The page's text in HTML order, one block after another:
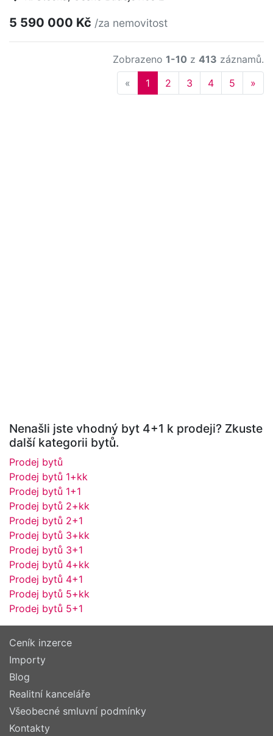
5 590 000 Kč /za nemovitost
Zobrazeno 1-10 z 413 záznamů.
« Previous
1 2 3 4 5 »
Nenašli jste vhodný byt 4+1 k prodeji? Zkuste
další kategorii bytů.
Prodej bytů
Prodej bytů 1+kk
Prodej bytů 1+1
Prodej bytů 2+kk
Prodej bytů 2+1
Prodej bytů 3+kk
Prodej bytů 3+1
Prodej bytů 4+kk
Prodej bytů 4+1
Prodej bytů 5+kk
Prodej bytů 5+1
Ceník inzerce
Importy
Blog
Realitní kanceláře
Všeobecné smluvní podmínky
Kontakty